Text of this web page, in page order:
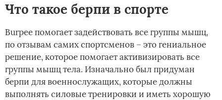
Что такое берпи в спорте
Burpee помогает задействовать все группы мышц,
по отзывам самих спортсменов – это гениальное
решение, которое помогает активизировать все
группы мышц тела. Изначально был придуман
берпи для военнослужащих, которые должны
выполнять силовые тренировки и иметь хорошую